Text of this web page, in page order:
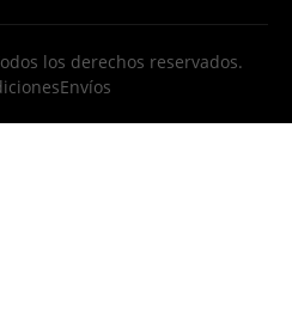
los derechos reservados.
Envíos